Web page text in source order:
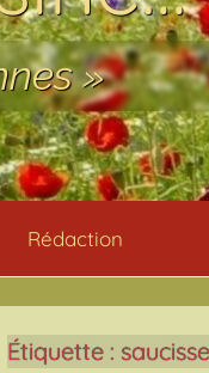
»
Rédaction
Étiquette :